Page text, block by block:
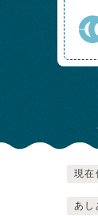
現在
あし